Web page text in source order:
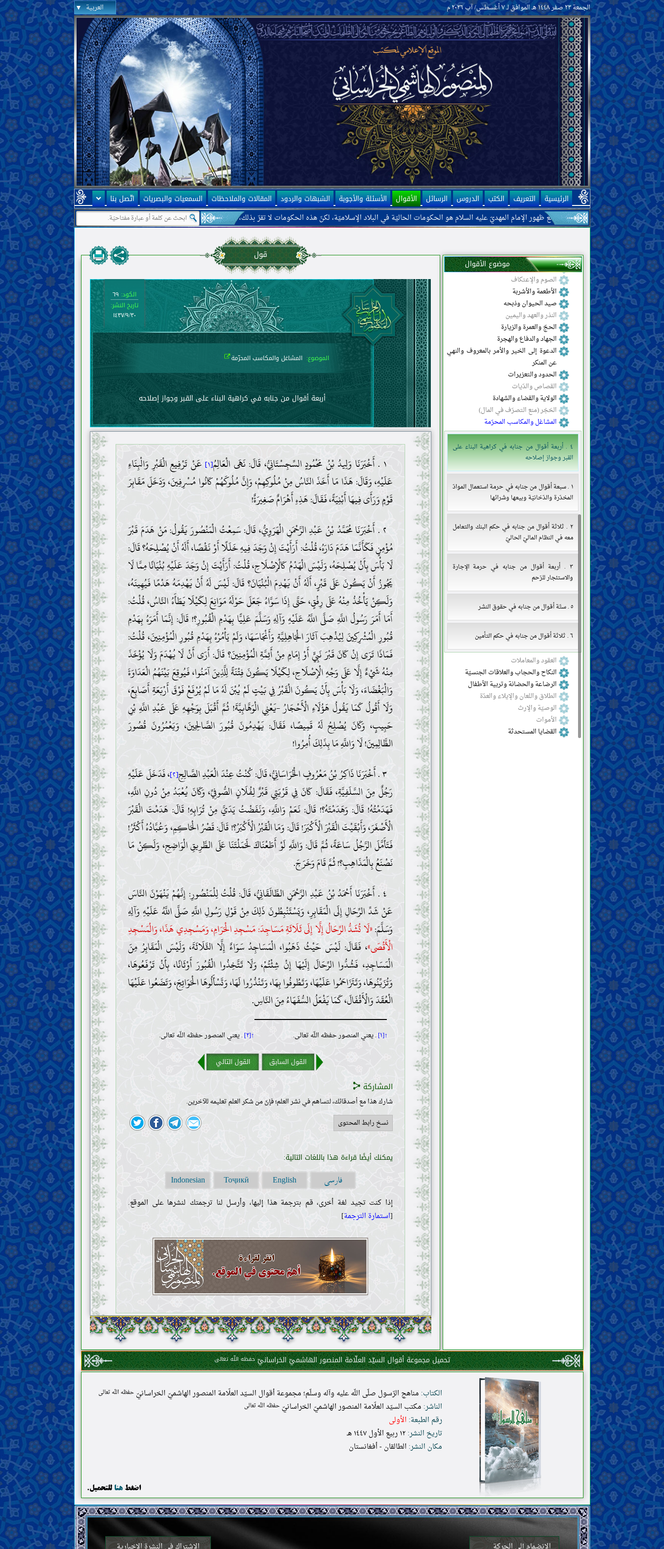
الجمعة ٢٣ صفر ١٤٤٨ هـ الموافق لـ ٧ أغسطس/ آب ٢٠٢٦ م العربية
الرئيسية التعريف الكتب الدروس الرسائل الأقوال الأسئلة والأجوبة الشبهات والردود المقالات والملاحظات السمعيات والبصريات
اتّصل بنا
تعالى أنّ أحد موانع ظهور الإمام المهديّ عليه السلام هو الحكومات الحاليّة في البلاد الإسلاميّة، لكنّ هذه الحكومات لا تقرّ بذلك، بل ترى بعضها كحكومة إيران أنّها ممهّدة لظهور الإمام المهديّ عليه السلام! سؤالي أنّه كيف
قول
الكود: ٦٩
تاريخ النشر:
١٤٣٧/٩/٣٠
الموضوع: المشاغل والمكاسب المحرّمة
أربعة أقوال من جنابه في كراهية البناء على القبر وجواز إصلاحه
١ . أَخْبَرَنَا وَلِيدُ بْنُ مَحْمُودٍ السِّجِسْتَانِيُّ، قَالَ: نَهَى الْعَالِمُ [١] عَنْ تَرْفِيعِ الْقَبْرِ وَالْبِنَاءِ
عَلَيْهِ، وَقَالَ: هَذَا مَا أَخَذَ النَّاسُ مِنْ مُلُوكِهِمْ، وَإِنَّ مُلُوكَهُمْ كَانُوا مُسْرِفِينَ، وَدَخَلَ مَقَابِرَ
قَوْمٍ وَرَأَى فِيهَا أَبْنِيَةً، فَقَالَ: هَذِهِ أَهْرَامٌ صَغِيرَةٌ!
٢ . أَخْبَرَنَا مُحَمَّدُ بْنُ عَبْدِ الرَّحْمَنِ الْهَرَوِيُّ، قَالَ: سَمِعْتُ الْمَنْصُورَ يَقُولُ: مَنْ هَدَمَ قَبْرَ
مُؤْمِنٍ فَكَأَنَّمَا هَدَمَ دَارَهُ، قُلْتُ: أَرَأَيْتَ إِنْ وَجَدَ فِيهِ خَلَلًا أَوْ نَقْصًا، أَلَهُ أَنْ يُصْلِحَهُ؟ قَالَ:
لَا بَأْسَ بِأَنْ يُصْلِحَهُ، وَلَيْسَ الْهَدْمُ كَالْإِصْلَاحِ، قُلْتُ: أَرَأَيْتَ إِنْ وَجَدَ عَلَيْهِ بُنْيَانًا مِمَّا لَا
يَجُوزُ أَنْ يَكُونَ عَلَى قَبْرٍ، أَلَهُ أَنْ يَهْدِمَ الْبُنْيَانَ؟ قَالَ: لَيْسَ لَهُ أَنْ يَهْدِمَهُ هَدْمًا فَيُهِينَهُ،
وَلَكِنْ يَأْخُذُ مِنْهُ عَلَى رِفْقٍ، حَتَّى إِذَا سَوَّاهُ جَعَلَ حَوْلَهُ مَوَانِعَ لِكَيْلَا يَطَأَهُ النَّاسُ، قُلْتُ:
أَمَا أَمَرَ رَسُولُ اللَّهِ صَلَّى اللَّهُ عَلَيْهِ وَآلِهِ وَسَلَّمَ عَلِيًّا بِهَدْمِ الْقُبُورِ؟! قَالَ: إِنَّمَا أَمَرَهُ بِهَدْمِ
قُبُورِ الْمُشْرِكِينَ لِيُذْهِبَ آثَارَ الْجَاهِلِيَّةِ وَأَنْجَاسَهَا، وَلَمْ يَأْمُرْهُ بِهَدْمِ قُبُورِ الْمُؤْمِنِينَ، قُلْتُ:
فَمَاذَا تَرَى إِنْ كَانَ قَبْرَ نَبِيٍّ أَوْ إِمَامٍ مِنْ أَئِمَّةِ الْمُؤْمِنِينَ؟ قَالَ: أَرَى أَنْ لَا يُهْدَمَ وَلَا يُؤْخَذَ
مِنْهُ شَيْءٌ إِلَّا عَلَى وَجْهِ الْإِصْلَاحِ، لِكَيْلَا يَكُونَ فِتْنَةً لِلَّذِينَ آمَنُوا، فَيُوقِعَ بَيْنَهُمُ الْعَدَاوَةَ
وَالْبَغْضَاءَ، وَلَا بَأْسَ بِأَنْ يَكُونَ الْقَبْرُ فِي بَيْتٍ لَمْ يُبْنَ لَهُ مَا لَمْ يُرْفَعْ فَوْقَ أَرْبَعَةِ أَصَابِعَ،
وَلَا أَقُولُ كَمَا يَقُولُ هَؤُلَاءِ الْأَحْجَارُ -يَعْنِي الْوَهَّابِيَّةَ! ثُمَّ أَقْبَلَ بِوَجْهِهِ عَلَى عَبْدِ اللَّهِ بْنِ
حَبِيبٍ، وَكَانَ يُصْلِحُ لَهُ قَمِيصًا، فَقَالَ: يَهْدِمُونَ قُبُورَ الصَّالِحِينَ، وَيَعْمُرُونَ قُصُورَ
الظَّالِمِينَ! لَا وَاللَّهِ مَا بِذَلِكَ أُمِرُوا!
٣ . أَخْبَرَنَا ذَاكِرُ بْنُ مَعْرُوفٍ الْخُرَاسَانِيُّ، قَالَ: كُنْتُ عِنْدَ الْعَبْدِ الصَّالِحِ
[٢] ، فَدَخَلَ عَلَيْهِ
رَجُلٌ مِنَ السَّلَفِيَّةِ، فَقَالَ: كَانَ فِي قَرْيَتِي قَبْرٌ لِفُلَانٍ الصُّوفِيِّ، وَكَانَ يُعْبَدُ مِنْ دُونِ اللَّهِ،
فَهَدَمْتُهُ! قَالَ: وَهَدَمْتَهُ؟! قَالَ: نَعَمْ وَاللَّهِ، وَنَفَضْتُ يَدَيَّ مِنْ تُرَابِهِ! قَالَ: هَدَمْتَ الْقَبْرَ
الْأَصْغَرَ، وَأَبْقَيْتَ الْقَبْرَ الْأَكْبَرَ! قَالَ: وَمَا الْقَبْرُ الْأَكْبَرُ؟! قَالَ: قَصْرُ الْحَاكِمِ، وَعُبَّادُهُ أَكْثَرُ!
فَتَأَمَّلَ الرَّجُلُ سَاعَةً، ثُمَّ قَالَ: وَاللَّهِ لَوْ أَطَعْنَاكَ لَحَمَلْتَنَا عَلَى الطَّرِيقِ الْوَاضِحِ، وَلَكِنْ مَا
نَصْنَعُ بِالْمَذَاهِبِ؟! ثُمَّ قَامَ وَخَرَجَ.
٤ . أَخْبَرَنَا أَحْمَدُ بْنُ عَبْدِ الرَّحْمَنِ الطَّالَقَانِيُّ، قَالَ: قُلْتُ لِلْمَنْصُورِ: إِنَّهُمْ يَنْهَوْنَ النَّاسَ
عَنْ شَدِّ الرِّحَالِ إِلَى الْمَقَابِرِ، وَيَسْتَنْبِطُونَ ذَلِكَ مِنْ قَوْلِ رَسُولِ اللَّهِ صَلَّى اللَّهُ عَلَيْهِ وَآلِهِ
وَسَلَّمَ:«لَا تُشَدُّ الرِّحَالُ إِلَّا إِلَى ثَلَاثَةِ مَسَاجِدَ: مَسْجِدِ الْحَرَامِ، وَمَسْجِدِي هَذَا، وَالْمَسْجِدِ
الْأَقْصَى»، فَقَالَ: لَيْسَ حَيْثُ ذَهَبُوا، الْمَسَاجِدُ سَوَاءٌ إِلَّا الثَّلَاثَةَ، وَلَيْسَ الْمَقَابِرُ مِنَ
الْمَسَاجِدِ، فَشُدُّوا الرِّحَالَ إِلَيْهَا إِنْ شِئْتُمْ، وَلَا تَتَّخِذُوا الْقُبُورَ أَوْثَانًا، بِأَنْ تَرْفَعُوهَا،
وَتُزَيِّنُوهَا، وَتَتَزَاحَمُوا عَلَيْهَا، وَتَطُوفُوا بِهَا، وَتَنْذُرُوا لَهَا، وَتَسْأَلُوهَا الْحَوَائِجَ، وَتَضَعُوا عَلَيْهَا
الْعُقَدَ وَالْأَقْفَالَ، كَمَا يَفْعَلُ السُّفَهَاءُ مِنَ النَّاسِ.
↑[١] . يعني المنصور حفظه اللّه تعالى. ↑[٢] . يعني المنصور حفظه اللّه تعالى.
القول السابق القول التالي
المشاركة
شارك هذا مع أصدقائك، لتساهم في نشر العلم؛ فإنّ من شكر العلم تعليمه للآخرين.
نسخ رابط المحتوى
يمكنك أيضًا قراءة هذا باللغات التالية:
فارسی English
Тоҷикӣ
Indonesian
إذا كنت تجيد لغة أخرى، قم بترجمة هذا إليها، وأرسل لنا ترجمتك لنشرها على الموقع.
[استمارة الترجمة]
موضوع الأقوال
صفات أهل بيت النبيّ الخاتم وسيرتهم
ما يتعلّق بالمهديّ
وجود المهديّ وصفاته
المنصور وحركته لتمهيد ظهور المهديّ
صفات الإيمان والكفر وأهلهما
ما يتعلّق بالأديان والمذاهب والفِرَق
الطهارات والنجاسات
الجنابة والحيض والنفاس والاستحاضة
والإياس
الطبّ والتداوي
الصلاة
الزكاة والخمس والصدقة والوقف
الصوم والإعتكاف
الأطعمة والأشربة
صيد الحيوان وذبحه
النذر والعهد واليمين
الحجّ والعمرة والزيارة
الجهاد والدفاع والهجرة
الدعوة إلى الخير والأمر بالمعروف والنهي
عن المنكر
الحدود والتعزيرات
القصاص والدّيات
الولاية والقضاء والشهادة
الحَجْر (منع التصرّف في المال)
المشاغل والمكاسب المحرّمة
٤ . أربعة أقوال من جنابه في كراهية البناء على
القبر وجواز إصلاحه
١ . سبعة أقوال من جنابه في حرمة استعمال الموادّ
المخدّرة والدّخانيّة وبيعها وشرائها
٢ . ثلاثة أقوال من جنابه في حكم البنك والتعامل
معه في النظام الماليّ الحاليّ
٣ . أربعة أقوال من جنابه في حرمة الإجارة
والاستئجار للرّحم
٥ . ستّة أقوال من جنابه في حقوق النشر
٦ . ثلاثة أقوال من جنابه في حكم التأمين
العقود والمعاملات
النكاح والحجاب والعلاقات الجنسيّة
الرضاعة والحضانة وتربية الأطفال
الطلاق واللعان والإيلاء والعدّة
الوصيّة والإرث
الأموات
القضايا المستحدثة
تحميل مجموعة أقوال السيّد العلّامة المنصور الهاشميّ الخراسانيّحفظه اللّه تعالى
الكتاب: مناهج الرّسول صلّى اللّه عليه وآله وسلّم؛ مجموعة أقوال السيّد العلّامة المنصور الهاشميّ الخراسانيّ حفظه اللّه تعالى
الناشر: مكتب السيّد العلّامة المنصور الهاشميّ الخراسانيّ حفظه اللّه تعالى
رقم الطبعة: الأولى
تاريخ النشر:١٢ ربيع الأول ١٤٤٧ هـ
مكان النشر: الطالقان - أفغانستان
اضغطهناللتحميل.